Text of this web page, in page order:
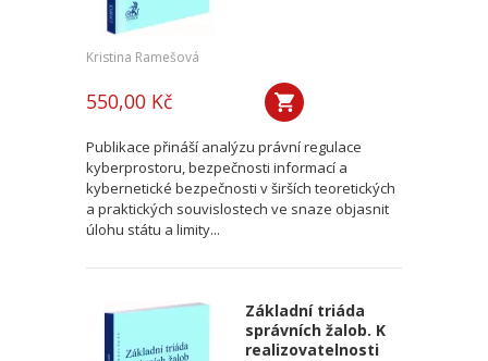
Kristina Ramešová
550,00 Kč
Publikace přináší analýzu právní regulace
kyberprostoru, bezpečnosti informací a
kybernetické bezpečnosti v širších teoretických
a praktických souvislostech ve snaze objasnit
úlohu státu a limity...
Základní triáda
správních žalob. K
realizovatelnosti